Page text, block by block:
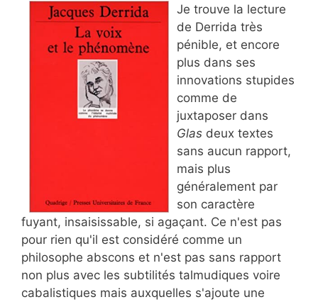
Je trouve la lecture
de Derrida très
pénible, et encore
plus dans ses
innovations stupides
comme de
juxtaposer dans
Glas deux textes
sans aucun rapport,
mais plus
généralement par
son caractère
fuyant, insaisissable, si agaçant. Ce n'est pas
pour rien qu'il est considéré comme un
philosophe abscons et n'est pas sans rapport
non plus avec les subtilités talmudiques voire
cabalistiques mais auxquelles s'ajoute une